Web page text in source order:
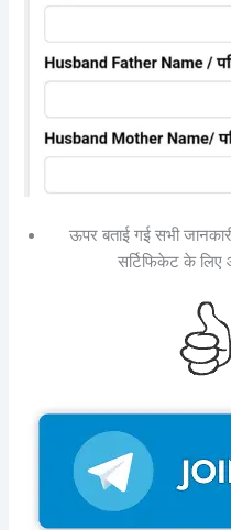
ऊपर बताई गई सभी
सर्टिफिकेट के